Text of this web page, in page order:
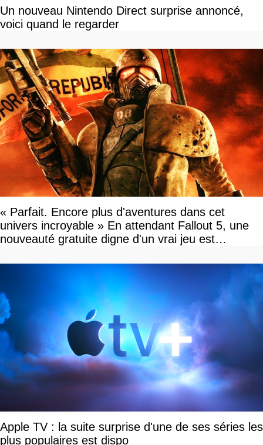
Un nouveau Nintendo Direct surprise annoncé,
voici quand le regarder
« Parfait. Encore plus d'aventures dans cet
univers incroyable » En attendant Fallout 5, une
nouveauté gratuite digne d'un vrai jeu est
Apple TV : la suite surprise d'une de ses séries les
plus populaires est dispo